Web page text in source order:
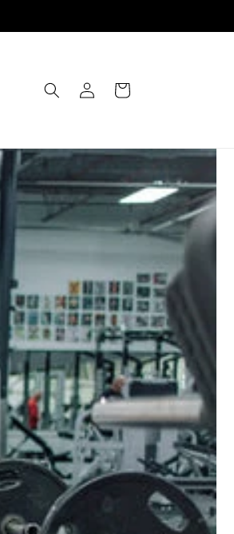
EinloggenWarenkorb